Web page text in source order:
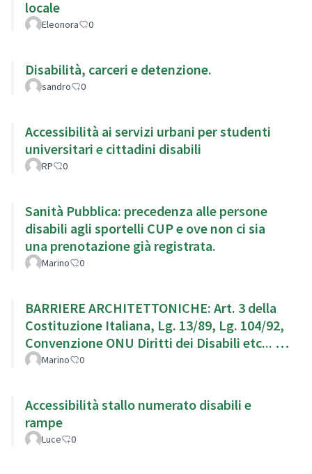
locale
Eleonora 0
Disabilità, carceri e detenzione.
sandro 0
Accessibilità ai servizi urbani per studenti
universitari e cittadini disabili
RP 0
Sanità Pubblica: precedenza alle persone
disabili agli sportelli CUP e ove non ci sia
una prenotazione già registrata.
Marino 0
BARRIERE ARCHITETTONICHE: Art. 3 della
Costituzione Italiana, Lg. 13/89, Lg. 104/92,
Convenzione ONU Diritti dei Disabili etc... g.
104/92,
Marino 0
Accessibilità stallo numerato disabili e
rampe
Luce 0